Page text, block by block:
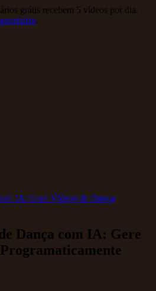
grátis recebem 5 vídeos por dia.
.
IA: Gere Vídeos de Dança
Dança com IA: Gere